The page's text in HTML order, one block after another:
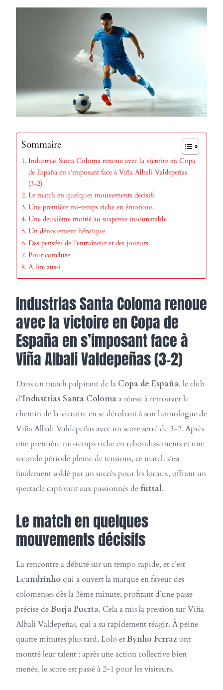
Sommaire
Industrias Santa Coloma renoue avec la victoire en Copa
de España en s’imposant face à Viña Albali Valdepeñas
(3-2)
Le match en quelques mouvements décisifs
Une première mi-temps riche en émotions
Une deuxième moitié au suspense insoutenable
Un dénouement héroïque
Des pensées de l’entraîneur et des joueurs
Pour conclure
A lire aussi
Industrias Santa Coloma renoue
avec la victoire en Copa de
España en s’imposant face à
Viña Albali Valdepeñas (3-2)
Dans un match palpitant de la Copa de España, le club
d’Industrias Santa Colomaa réussi à retrouver le
chemin de la victoire en se dérobant à son homologue de
Viña Albali Valdepeñas avec un score serré de 3-2. Après
une première mi-temps riche en rebondissements et une
seconde période pleine de tensions, ce match s’est
finalement soldé par un succès pour les locaux, offrant un
spectacle captivant aux passionnés de futsal.
Le match en quelques
mouvements décisifs
La rencontre a débuté sur un tempo rapide, et c’est
Leandrinho qui a ouvert la marque en faveur des
colomenses dès la 3ème minute, profitant d’une passe
précise deBorja Puerta. Cela a mis la pression sur Viña
Albali Valdepeñas, qui a su rapidement réagir. À peine
quatre minutes plus tard, Lolo etBynho Ferrazont
montré leur talent : après une action collective bien
menée, le score est passé à 2-1 pour les visiteurs.